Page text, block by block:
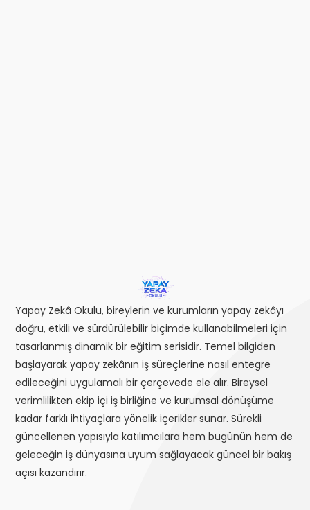
Yapay Zekâ Okulu, bireylerin ve kurumların yapay zekâyı
doğru, etkili ve sürdürülebilir biçimde kullanabilmeleri için
tasarlanmış dinamik bir eğitim serisidir. Temel bilgiden
başlayarak yapay zekânın iş süreçlerine nasıl entegre
edileceğini uygulamalı bir çerçevede ele alır. Bireysel
verimlilikten ekip içi iş birliğine ve kurumsal dönüşüme
kadar farklı ihtiyaçlara yönelik içerikler sunar. Sürekli
güncellenen yapısıyla katılımcılara hem bugünün hem de
geleceğin iş dünyasına uyum sağlayacak güncel bir bakış
açısı kazandırır.